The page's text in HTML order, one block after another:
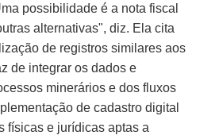
possibilidade é a nota fiscal
alternativas", diz. Ela cita
de registros similares aos
de integrar os dados e
minerários e dos fluxos
de cadastro digital
físicas e jurídicas aptas a